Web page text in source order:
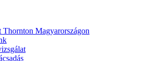
Thornton Magyarországon